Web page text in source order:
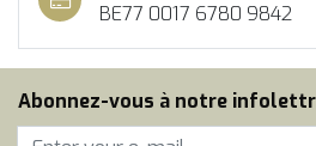
BE77 0017 6780 9842
Abonnez-vous à notre